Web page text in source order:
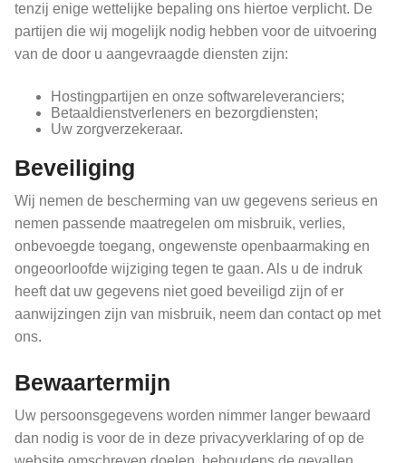
tenzij enige wettelijke bepaling ons hiertoe verplicht. De
partijen die wij mogelijk nodig hebben voor de uitvoering
van de door u aangevraagde diensten zijn:
Hostingpartijen en onze softwareleveranciers;
Betaaldienstverleners en bezorgdiensten;
Uw zorgverzekeraar.
Beveiliging
Wij nemen de bescherming van uw gegevens serieus en
nemen passende maatregelen om misbruik, verlies,
onbevoegde toegang, ongewenste openbaarmaking en
ongeoorloofde wijziging tegen te gaan. Als u de indruk
heeft dat uw gegevens niet goed beveiligd zijn of er
aanwijzingen zijn van misbruik, neem dan contact op met
ons.
Bewaartermijn
Uw persoonsgegevens worden nimmer langer bewaard
dan nodig is voor de in deze privacyverklaring of op de